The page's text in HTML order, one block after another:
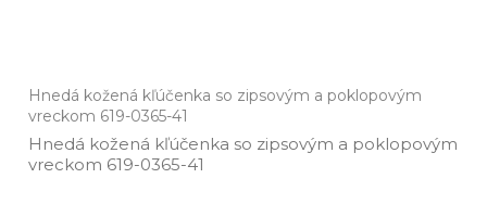
Hnedá kožená kľúčenka so zipsovým a poklopovým
vreckom 619-0365-41
Hnedá kožená kľúčenka so zipsovým a poklopovým
vreckom 619­-0365­-41